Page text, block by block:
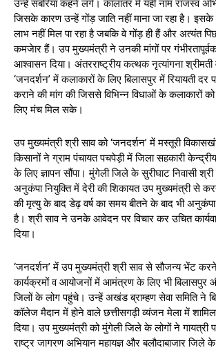
उन्हें सबरिया कहने लगे। कालांतर में यही नाम राजस्व
जिसके कारण उन्हें गोंड़ जाति नहीं माना जा रहा है।
लाभ नहीं मिल पा रहा है जबकि वे गोंड़ ही हैं और अत्यंत
कमजेार हैं। उप मुख्यमंत्री ने उनकी मांगों पर
आश्वासन दिया। अंतरराष्ट्रीय कत्थक नृत्यांगना श्रीमती
‘जनदर्शन’ में कलाकारों के लिए बिलासपुर में रियायती दर
कराने की मांग की जिससे विभिन्न विधाओं के कलाकारों
लिए मंच मिल सके।
उप मुख्यमंत्री श्री साव को ‘जनदर्शन’ में मस्तूरी
किसानों ने ग्राम पंचायत पचपेड़ी में जिला सहकारी
के लिए ज्ञापन सौंपा। मुंगेली जिले के सुरीघाट निवासी
अनुकंपा नियुक्ति में देरी की शिकायत उप मुख्यमंत्री से करते
की मृत्यु के बाद डेढ़ वर्ष का समय बीतने के बाद भी अनुकंपा
है। श्री साव ने उनके आवेदन पर विचार कर उचित
दिया।
‘जनदर्शन’ में उप मुख्यमंत्री श्री साव से सौजन्य भेंट करने
कार्यक्रमों व आयोजनों में आमंत्रण के लिए भी बिलासपुर
जिलों के लोग पहुंचे। उन्हें अखंड ब्राम्हण सेवा समिति ने
कॉलेज मैदान में होने वाले छत्तीसगढ़ी व्यंजन मेला में
दिया। उप मुख्यमंत्री को मुंगेली जिले के लोगों ने गायत्री
राष्ट्र जागरण अभियान महायज्ञ और बलौदाबाजार जिले